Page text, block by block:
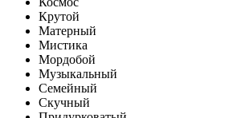
Крутой
Матерный
Мистика
Мордобой
Музыкальный
Семейный
Скучный